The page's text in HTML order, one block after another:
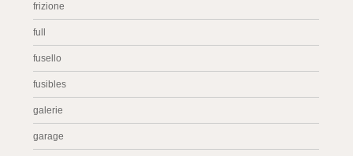
frizione
full
fusello
fusibles
galerie
garage